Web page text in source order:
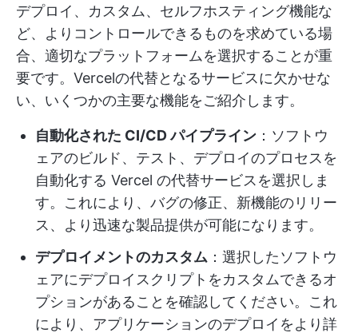
デプロイ、カスタム、セルフホスティング機能な
ど、よりコントロールできるものを求めている場
合、適切なプラットフォームを選択することが重
要です。Vercelの代替となるサービスに欠かせな
い、いくつかの主要な機能をご紹介します。
自動化された CI/CD パイプライン ：ソフトウ
ェアのビルド、テスト、デプロイのプロセスを
自動化する Vercel の代替サービスを選択しま
す。これにより、バグの修正、新機能のリリー
ス、より迅速な製品提供が可能になります。
デプロイメントのカスタム ：選択したソフトウ
ェアにデプロイスクリプトをカスタムできるオ
プションがあることを確認してください。これ
により、アプリケーションのデプロイをより詳